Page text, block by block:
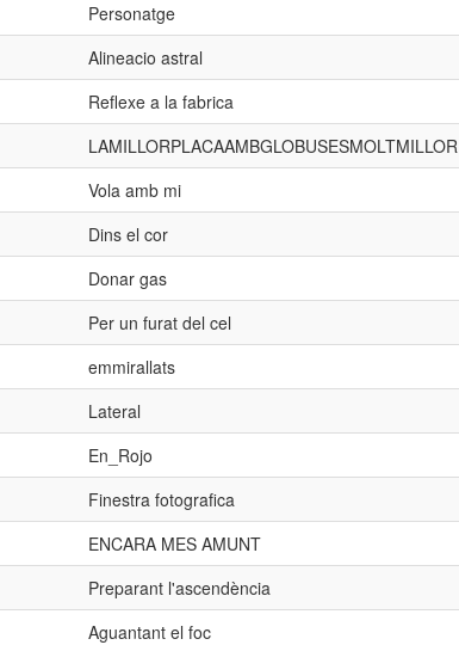
Personatge
Alineacio astral
Reflexe a la fabrica
LAMILLORPLACAAMBGLOBUSESMOLTMILLOR
Vola amb mi
Dins el cor
Donar gas
Per un furat del cel
emmirallats
Lateral
En_Rojo
Finestra fotografica
ENCARA MES AMUNT
Preparant l'ascendència
Aguantant el foc